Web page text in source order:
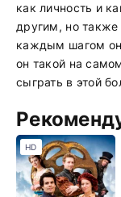
как личность и
другим, но
каждым шагом он
он такой на
сыграть в этой
HD